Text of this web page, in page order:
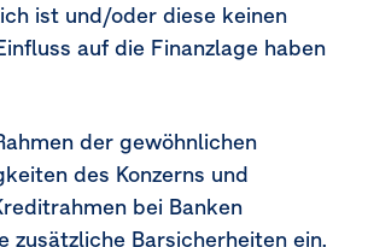
und Ertrag
ist und/oder diese keinen
auf die Finanzlage haben
der gewöhnlichen
des Konzerns und
bei Banken
zusätzliche Barsicherheiten ein.